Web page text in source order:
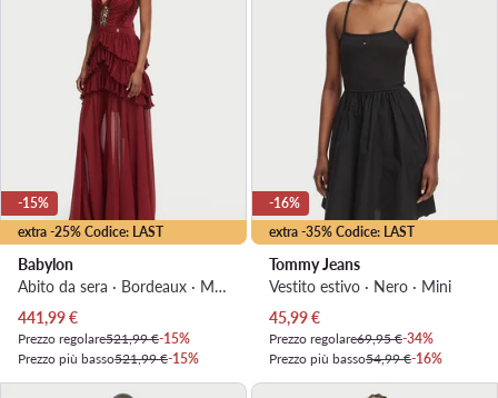
extra -25% Codice: LAST
-15%
Babylon
Abito da sera · Bordeaux · Maxi
Prezzo attuale
441,99€
Prezzo regolare521,99 €-15%
Prezzo più basso521,99 €-15%
extra -35% Codice: LAST
-16%
Tommy Jeans
Vestito estivo · Nero · Mini
Prezzo attuale
45,99€
Prezzo regolare69,95 €-34%
Prezzo più basso54,99 €-16%